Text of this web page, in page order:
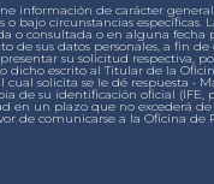
información de carácter
o bajo circunstancias
o consultada o en alguna
de sus datos personales, a fin
su solicitud respectiva,
dicho escrito al Titular de la
solicita se le dé respuesta •
de su identificación oficial
en un plazo que no excederá
de comunicarse a la Oficina